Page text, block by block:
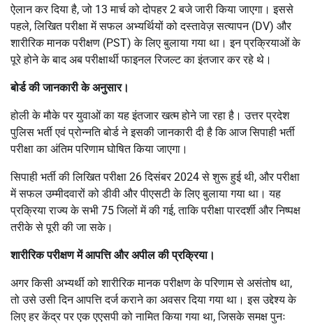
ऐलान कर दिया है, जो 13 मार्च को दोपहर 2 बजे जारी किया जाएगा। इससे
पहले, लिखित परीक्षा में सफल अभ्यर्थियों को दस्तावेज़ सत्यापन (DV) और
शारीरिक मानक परीक्षण (PST) के लिए बुलाया गया था। इन प्रक्रियाओं के
पूरे होने के बाद अब परीक्षार्थी फाइनल रिजल्ट का इंतजार कर रहे थे।
बोर्ड की जानकारी के अनुसार।
होली के मौके पर युवाओं का यह इंतजार खत्म होने जा रहा है। उत्तर प्रदेश
पुलिस भर्ती एवं प्रोन्नति बोर्ड ने इसकी जानकारी दी है कि आज सिपाही भर्ती
परीक्षा का अंतिम परिणाम घोषित किया जाएगा।
सिपाही भर्ती की लिखित परीक्षा 26 दिसंबर 2024 से शुरू हुई थी, और परीक्षा
में सफल उम्मीदवारों को डीवी और पीएसटी के लिए बुलाया गया था। यह
प्रक्रिया राज्य के सभी 75 जिलों में की गई, ताकि परीक्षा पारदर्शी और निष्पक्ष
तरीके से पूरी की जा सके।
शारीरिक परीक्षण में आपत्ति और अपील की प्रक्रिया।
अगर किसी अभ्यर्थी को शारीरिक मानक परीक्षण के परिणाम से असंतोष था,
तो उसे उसी दिन आपत्ति दर्ज कराने का अवसर दिया गया था। इस उद्देश्य के
लिए हर केंद्र पर एक एएसपी को नामित किया गया था, जिसके समक्ष पुनः